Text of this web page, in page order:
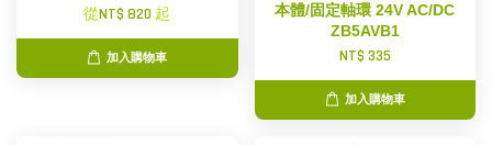
從NT$ 820 起
加入購物車
本體/固定軸環 24V AC/DC
ZB5AVB1
NT$ 335
加入購物車